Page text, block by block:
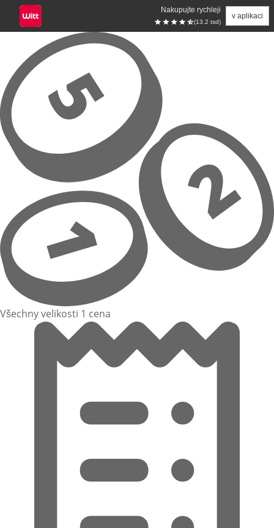
Nakupujte rychleji
(13.2 tsd)
v aplikaci
Přeskočit na hlavní obsah
Všechny velikosti 1 cena